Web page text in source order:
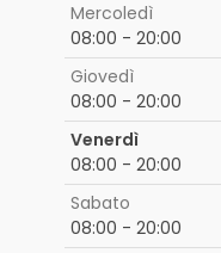
Mercoledì
08:00 - 20:00
Giovedì
08:00 - 20:00
Venerdì
08:00 - 20:00
Sabato
08:00 - 20:00